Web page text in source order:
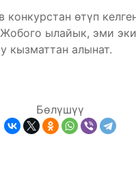
өтүп
ылайык, эми
кызматтан алынат.
Бөлүшүү